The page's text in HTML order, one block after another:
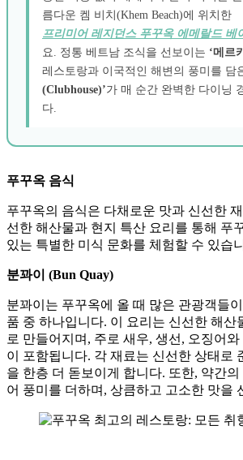
름다운 켐 비치(Khem Beach)에 위치한
프리미어 레지던스 푸꾸옥 에메랄드 베
요. 정통 베트남 조식을 선보이는 ‘메르
레스토랑과 이국적인 해변의 풍미를 담
(Clubhouse)’가 매 순간 완벽한 다이닝
다.
푸꾸옥 음식
푸꾸옥의 음식은 다채로운 맛과 신선한
선한 해산물과 현지 특산 요리를 통해 푸
있는 특별한 미식 문화를 체험할 수 있습
분꽈이 (Bun Quay)
분꽈이는 푸꾸옥에 올 때 많은 관광객들
품 중 하나입니다. 이 요리는 신선한 해산
로 만들어지며, 주로 새우, 생선, 오징어
이 포함됩니다. 각 재료는 신선한 상태로
을 한층 더 돋보이게 합니다. 또한, 약간의
어 풍미를 더하며, 상큼하고 고소한 맛을